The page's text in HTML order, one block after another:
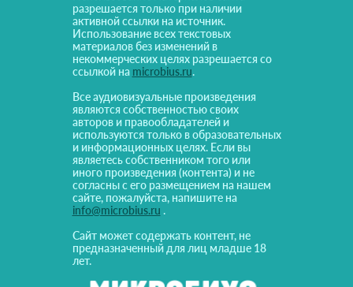
разрешается только при наличии
активной ссылки на источник.
Использование всех текстовых
материалов без изменений в
некоммерческих целях разрешается со
ссылкой на microbius.ru.
Все аудиовизуальные произведения
являются собственностью своих
авторов и правообладателей и
используются только в образовательных
и информационных целях. Если вы
являетесь собственником того или
иного произведения (контента) и не
согласны с его размещением на нашем
сайте, пожалуйста, напишите на
info@microbius.ru .
Сайт может содержать контент, не
предназначенный для лиц младше 18
лет.